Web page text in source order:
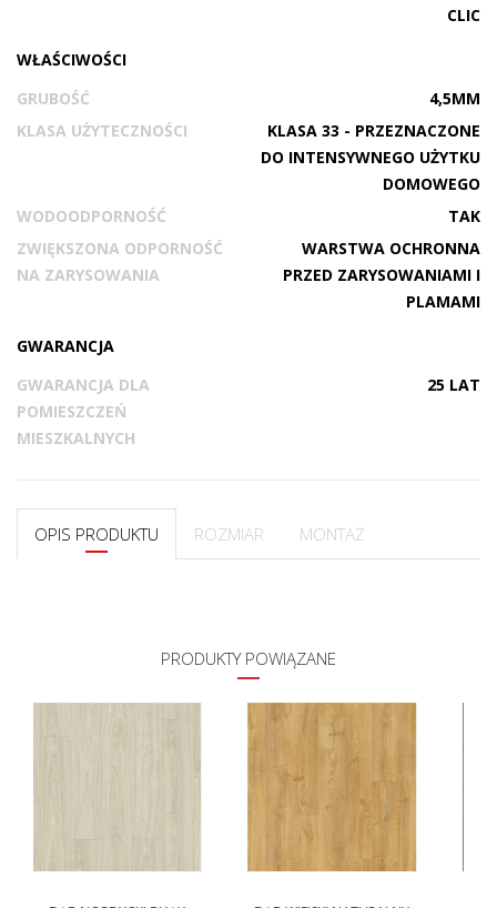
CLIC
WŁAŚCIWOŚCI
GRUBOŚĆ
4,5MM
KLASA UŻYTECZNOŚCI
KLASA 33 - PRZEZNACZONE
DO INTENSYWNEGO UŻYTKU
DOMOWEGO
WODOODPORNOŚĆ
TAK
ZWIĘKSZONA ODPORNOŚĆ
NA ZARYSOWANIA
WARSTWA OCHRONNA
PRZED ZARYSOWANIAMI I
PLAMAMI
GWARANCJA
GWARANCJA DLA
POMIESZCZEŃ
MIESZKALNYCH
25 LAT
OPIS PRODUKTU ROZMIAR MONTAŻ
PRODUKTY POWIĄZANE